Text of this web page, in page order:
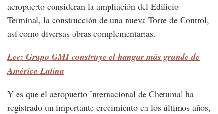
aeropuerto consideran la ampliación del Edificio
Terminal, la construcción de una nueva Torre de Control,
así como diversas obras complementarias.
Lee: Grupo GMI construye el hangar más grande de
América Latina
Y es que el aeropuerto Internacional de Chetumal ha
registrado un importante crecimiento en los últimos años,